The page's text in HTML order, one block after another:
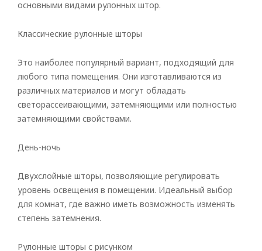
Рулонные
основными видами рулонных штор.
Классические рулонные шторы
Это наиболее популярный вариант, подходящий для
любого типа помещения. Они изготавливаются из
различных материалов и могут обладать
светорассеивающими, затемняющими или полностью
затемняющими свойствами.
День-ночь
Двухслойные шторы, позволяющие регулировать
уровень освещения в помещении. Идеальный выбор
для комнат, где важно иметь возможность изменять
степень затемнения.
Рулонные шторы с рисунком